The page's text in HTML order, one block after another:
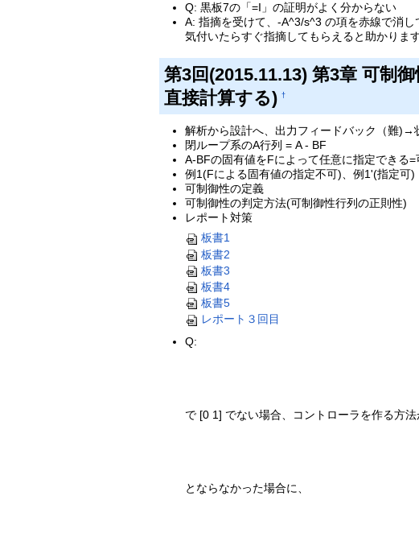
Q: 黒板7の「=I」の証明がよく分からない
A: 指摘を受けて、-A^3/s^3 の項を赤線で消
気付いたらすぐ指摘してもらえると助かりま
第3回(2015.11.13) 第3章 可制
直接計算する) †
解析から設計へ、出力フィードバック（難)→
閉ループ系のA行列 = A - BF
A-BFの固有値をFによって任意に指定できる=
例1(Fによる固有値の指定不可)、例1'(指定可)
可制御性の定義
可制御性の判定方法(可制御性行列の正則性)
レポート対策
板書1
板書2
板書3
板書4
板書5
レポート３回目
Q:
で [0 1] でない場合、コントローラを作る方法
とならなかった場合に、